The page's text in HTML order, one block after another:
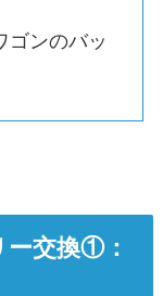
ゴンのバッ
交換①：